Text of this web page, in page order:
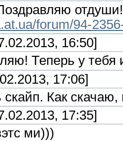
forum/94-
16:50]
Теперь у тебя
17:06]
скайп. Как
17:35]
ми)))